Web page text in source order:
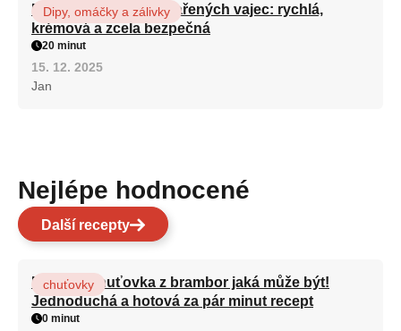
Domácí majonéza z vařených vajec: rychlá,
krémová a zcela bezpečná
Dipy, omáčky a zálivky
20 minut
15. 12. 2025
Jan
Nejlépe hodnocené
Další recepty
Nejlepší chuťovka z brambor jaká může být!
Jednoduchá a hotová za pár minut recept
chuťovky
0 minut